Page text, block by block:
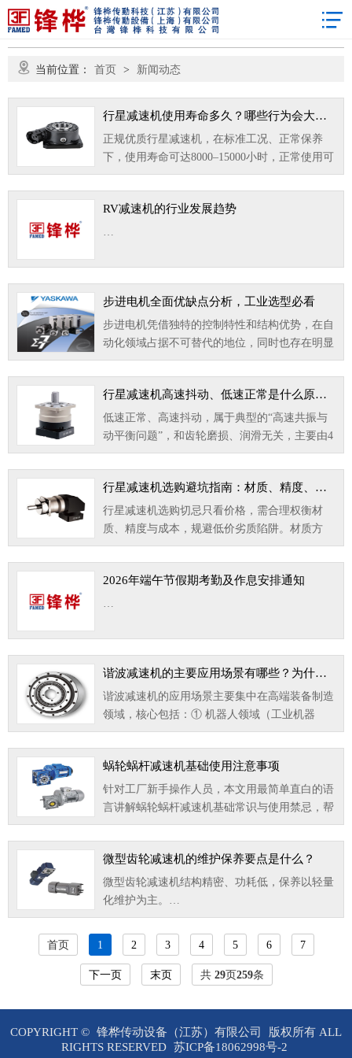
当前位置： 首页 > 新闻动态
行星减速机使用寿命多久？哪些行为会大幅缩短寿命？
正规优质行星减速机，在标准工况、正常保养
下，使用寿命可达8000–15000小时，正常使用可
稳定运行3–5年。保养良好、工况温和的设备可
用更久。…
RV减速机的行业发展趋势
…
步进电机全面优缺点分析，工业选型必看
步进电机凭借独特的控制特性和结构优势，在自
动化领域占据不可替代的地位，同时也存在明显
的性能短板，清晰掌握其优缺点，是设备选型、
方案设计的…
行星减速机高速抖动、低速正常是什么原因？
低速正常、高速抖动，属于典型的“高速共振与
动平衡问题”，和齿轮磨损、润滑无关，主要由4
个原因导致。…
行星减速机选购避坑指南：材质、精度、成本怎么权衡
行星减速机选购切忌只看价格，需合理权衡材
质、精度与成本，规避低价劣质陷阱。材质方
面，优质减速机齿轮采用高强度合金钢材，经过
淬火处理，硬度…
2026年端午节假期考勤及作息安排通知
…
谐波减速机的主要应用场景有哪些？为什么在机器人领域应用广泛？
谐波减速机的应用场景主要集中在高端装备制造
领域，核心包括：① 机器人领域（工业机器
人、人形机器人、协作机器人）：这是最主要的
应用场景，…
蜗轮蜗杆减速机基础使用注意事项
针对工厂新手操作人员，本文用最简单直白的语
言讲解蜗轮蜗杆减速机基础常识与使用禁忌，帮
助新手快速上手，减少人为操作故障。…
微型齿轮减速机的维护保养要点是什么？
微型齿轮减速机结构精密、功耗低，保养以轻量
化维护为主。…
首页 1 2 3 4 5 6 7
下一页 末页 共 29页259条
COPYRIGHT © 锋桦传动设备（江苏）有限公司
版权所有 ALL
RIGHTS RESERVED 苏ICP备18062998号-2